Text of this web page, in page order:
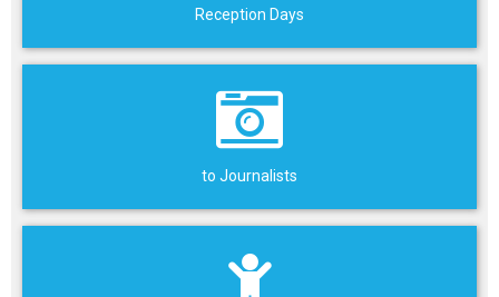
Reception Days
to Journalists